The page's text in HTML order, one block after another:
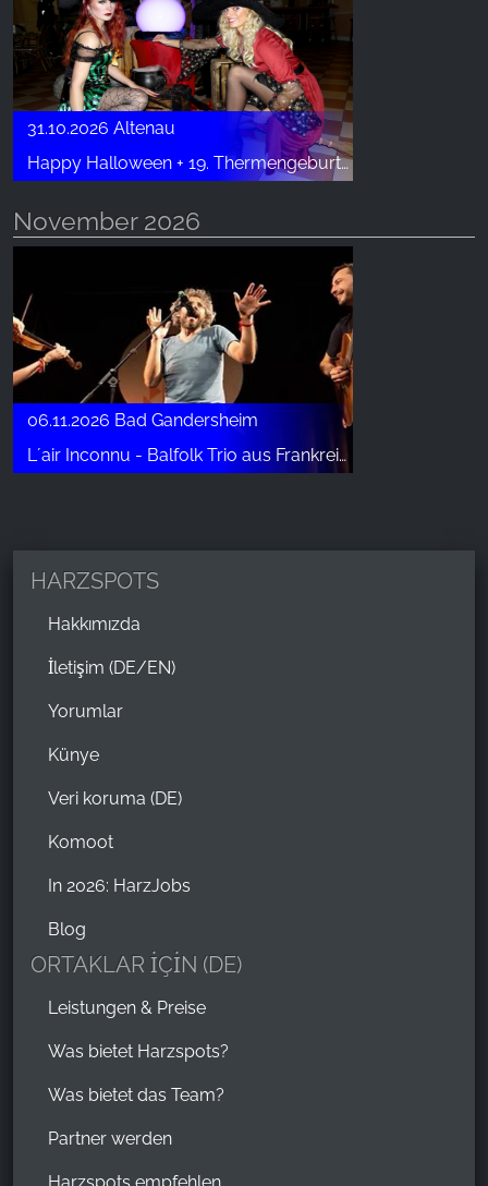
31.10.2026 Altenau
Happy Halloween + 19. Thermengeburtstag in der Kristalltherme
November 2026
06.11.2026 Bad Gandersheim
L´air Inconnu - Balfolk Trio aus Frankreich/Spanien
HARZSPOTS
Hakkımızda
İletişim (DE/EN)
Yorumlar
Künye
Veri koruma (DE)
Komoot
In 2026: HarzJobs
Blog
ORTAKLAR İÇİN (DE)
Leistungen & Preise
Was bietet Harzspots?
Was bietet das Team?
Partner werden